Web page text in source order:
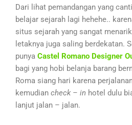
Dari lihat pemandangan yang
belajar sejarah lagi hehehe..
situs sejarah yang sangat
letaknya juga saling berdekatan.
punya Castel Romano Designer
bagi yang hobi belanja barang
Roma siang hari karena
kemudian check – in hotel dulu
lanjut jalan – jalan.